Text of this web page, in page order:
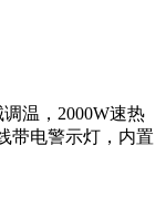
温，2000W速热
带电警示灯，内置